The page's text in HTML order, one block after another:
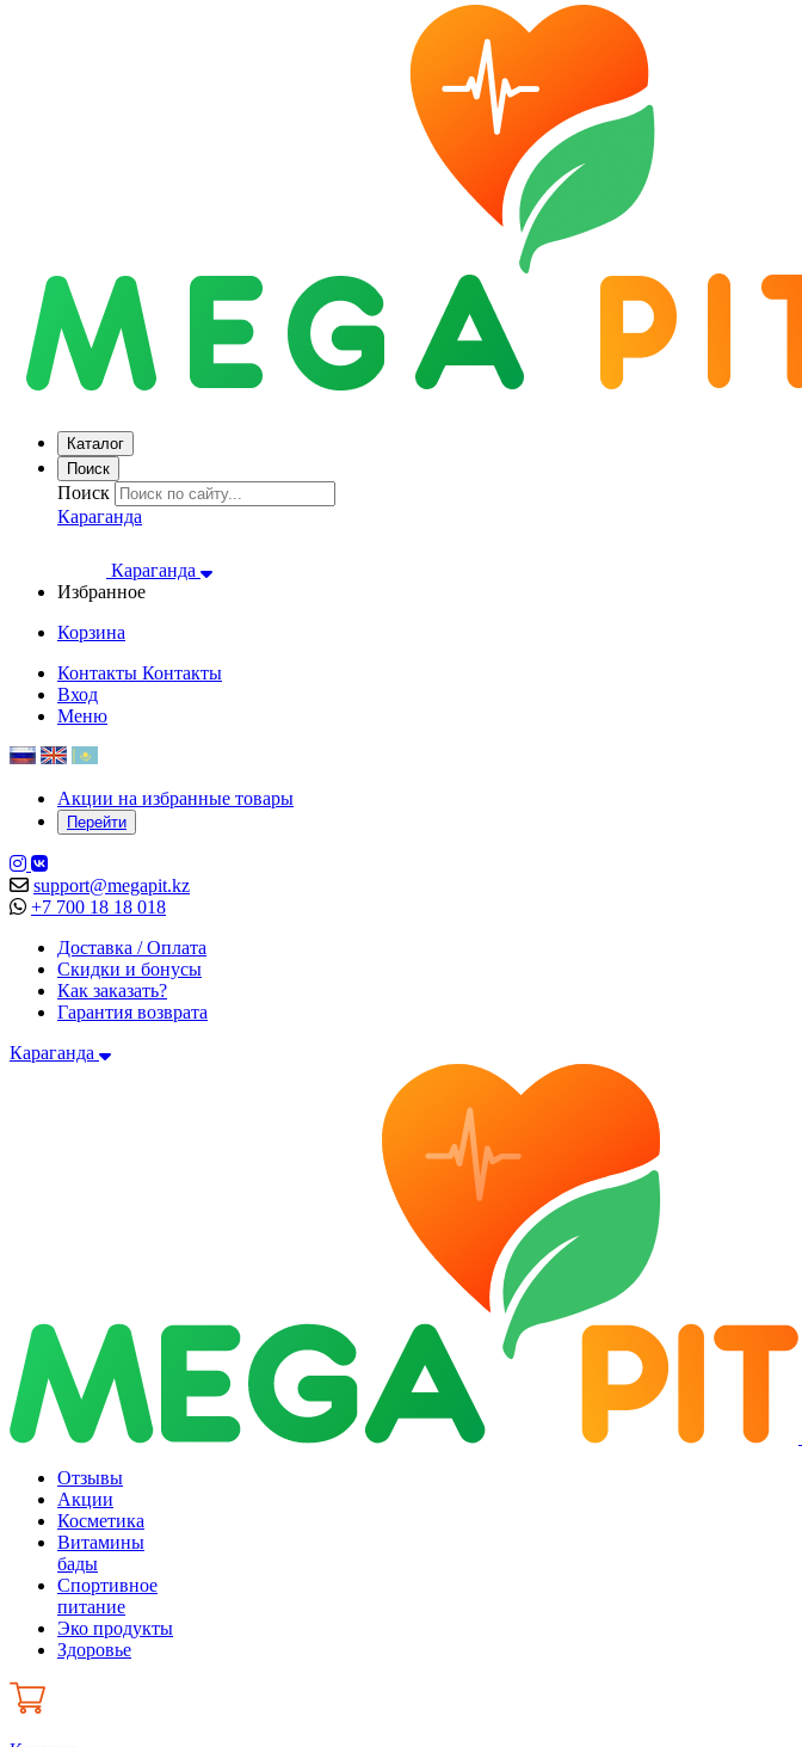
Каталог
Поиск
Поиск
Караганда
Караганда
Избранное
Корзина
Контакты Контакты
Вход
Меню
Акции на избранные товары
Перейти
support@megapit.kz
+7 700 18 18 018
Доставка / Оплата
Скидки и бонусы
Как заказать?
Гарантия возврата
Караганда
Отзывы
Акции
Косметика
Витамины
бады
Спортивное
питание
Эко продукты
Здоровье